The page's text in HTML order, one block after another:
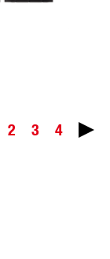
2 3 4